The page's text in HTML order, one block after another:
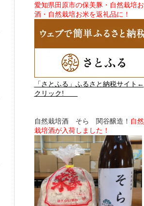
愛知県田原市の保美豚・自然栽培お
酒・自然栽培お米を返礼品に！
「さとふる」ふるさと納税サイト←
クリック!
自然栽培酒 そら 関谷醸造！ 自然
栽培酒が入荷しました！